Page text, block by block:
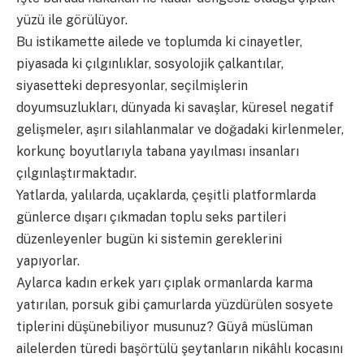
yüzü ile görülüyor.
Bu istikamette ailede ve toplumda ki cinayetler,
piyasada ki çılgınlıklar, sosyolojik çalkantılar,
siyasetteki depresyonlar, seçilmişlerin
doyumsuzlukları, dünyada ki savaşlar, küresel negatif
gelişmeler, aşırı silahlanmalar ve doğadaki kirlenmeler,
korkunç boyutlarıyla tabana yayılması insanları
çılgınlaştırmaktadır.
Yatlarda, yalılarda, uçaklarda, çeşitli platformlarda
günlerce dışarı çıkmadan toplu seks partileri
düzenleyenler bugün ki sistemin gereklerini
yapıyorlar.
Aylarca kadın erkek yarı çıplak ormanlarda karma
yatırılan, porsuk gibi çamurlarda yüzdürülen sosyete
tiplerini düşünebiliyor musunuz? Güyâ müslüman
ailelerden türedi başörtülü şeytanların nikâhlı kocasını